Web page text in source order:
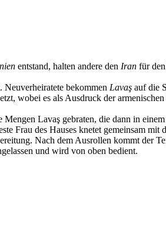
entstand, halten andere den Iran für
Neuverheiratete bekommen Lavaş auf die
wobei es als Ausdruck der
Lavaş gebraten, die dann in
Frau des Hauses knetet gemeinsam
Nach dem Ausrollen kommt der
und wird von oben bedient.